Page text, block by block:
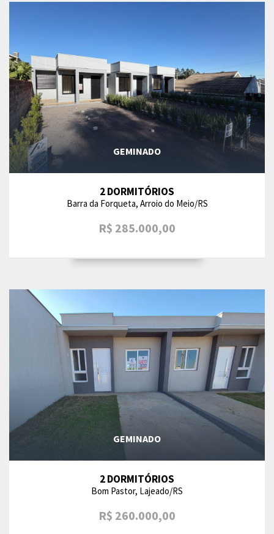
GEMINADO
2 DORMITÓRIOS
Barra da Forqueta, Arroio do Meio/RS
R$ 285.000,00
GEMINADO
2 DORMITÓRIOS
Bom Pastor, Lajeado/RS
R$ 260.000,00